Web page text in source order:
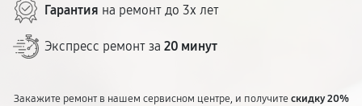
Гарантия на ремонт до 3х лет
Экспресс ремонт за 20 минут
Закажите ремонт в нашем сервисном центре, и получитескидку 20%